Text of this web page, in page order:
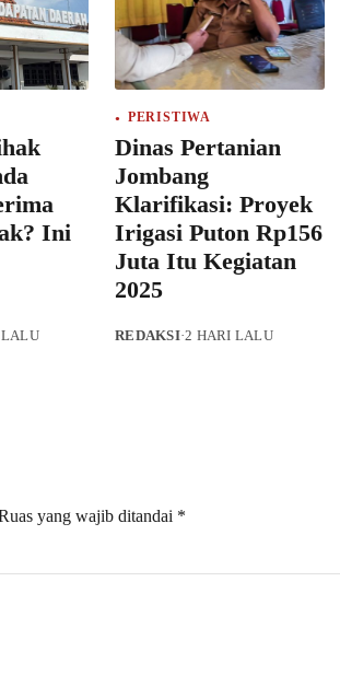
Ini
PERISTIWA
Dinas Pertanian
Jombang
Klarifikasi: Proyek
Irigasi Puton Rp156
Juta Itu Kegiatan
2025
REDAKSI·2 HARI LALU
yang wajib ditandai *